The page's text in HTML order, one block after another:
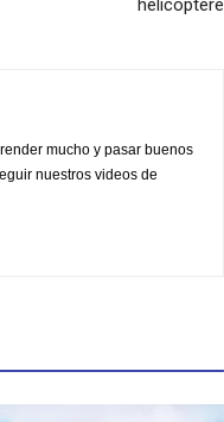
helicoptere
mucho y pasar buenos
nuestros videos de